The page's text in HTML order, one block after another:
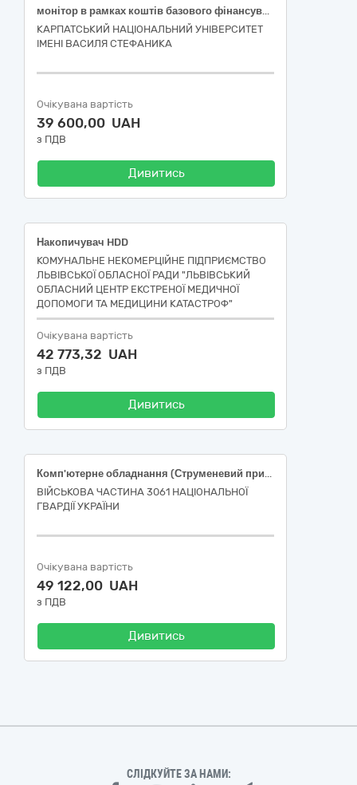
монітор в рамках коштів базового фінансування за результатами державної атестації, код ДК 021:2015 (CPV) : 30230000-0 Комп’ютерне обладнання
КАРПАТСЬКИЙ НАЦІОНАЛЬНИЙ УНІВЕРСИТЕТ
ІМЕНІ ВАСИЛЯ СТЕФАНИКА
Очікувана вартість
39 600,00 UAH
з ПДВ
Дивитись
Накопичувач HDD
КОМУНАЛЬНЕ НЕКОМЕРЦІЙНЕ ПІДПРИЄМСТВО
ЛЬВІВСЬКОЇ ОБЛАСНОЇ РАДИ "ЛЬВІВСЬКИЙ
ОБЛАСНИЙ ЦЕНТР ЕКСТРЕНОЇ МЕДИЧНОЇ
ДОПОМОГИ ТА МЕДИЦИНИ КАТАСТРОФ"
Очікувана вартість
42 773,32 UAH
з ПДВ
Дивитись
Комп'ютерне обладнання (Струменевий принтер Epson L121 (або еквівалент), Багатофункціональний пристрій Epson EcoTank L3250 (або еквівалент))
ВІЙСЬКОВА ЧАСТИНА 3061 НАЦІОНАЛЬНОЇ
ГВАРДІЇ УКРАЇНИ
Очікувана вартість
49 122,00 UAH
з ПДВ
Дивитись
СЛІДКУЙТЕ ЗА НАМИ: